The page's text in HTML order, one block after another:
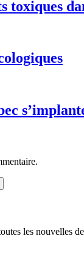
les nouvelles